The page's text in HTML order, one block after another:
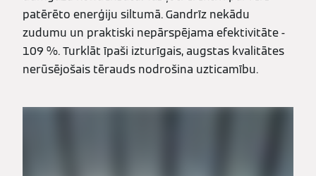
patērēto enerģiju siltumā. Gandrīz nekādu
zudumu un praktiski nepārspējama efektivitāte -
109 %. Turklāt īpaši izturīgais, augstas kvalitātes
nerūsējošais tērauds nodrošina uzticamību.